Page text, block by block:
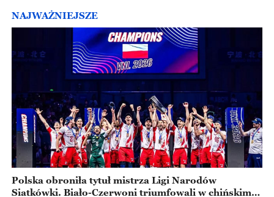
NAJWAŻNIEJSZE
Polska obroniła tytuł mistrza Ligi Narodów
Siatkówki. Biało-Czerwoni triumfowali w chińskim